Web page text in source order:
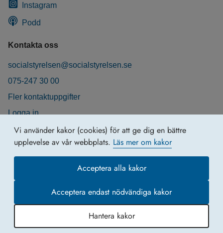
Vi använder kakor (cookies) för att ge dig en bättre
upplevelse av vår webbplats. Läs mer om kakor
Acceptera alla kakor
Acceptera endast nödvändiga kakor
Hantera kakor
Instagram
Podd
Kontakta oss
socialstyrelsen@socialstyrelsen.se
075-247 30 00
Fler kontaktuppgifter
Logga in
Behandling av personuppgifter